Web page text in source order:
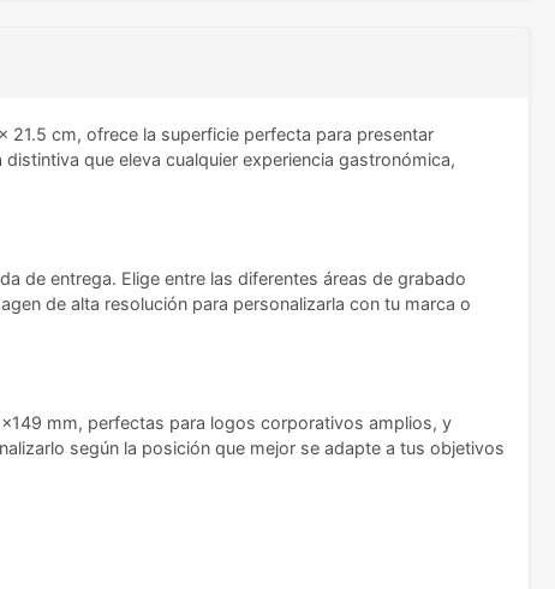
cm, ofrece la superficie perfecta para presentar
que eleva cualquier experiencia gastronómica,
de entrega. Elige entre las diferentes áreas de grabado
de alta resolución para personalizarla con tu marca o
mm, perfectas para logos corporativos amplios, y
según la posición que mejor se adapte a tus objetivos